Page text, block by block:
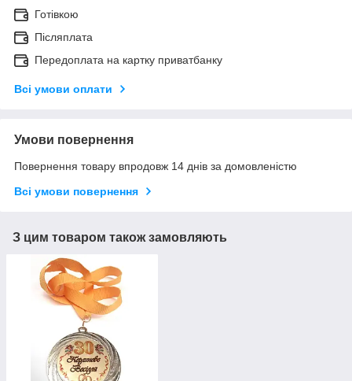
Готівкою
Післяплата
Передоплата на картку приватбанку
Всі умови оплати
Умови повернення
Повернення товару впродовж 14 днів за домовленістю
Всі умови повернення
З цим товаром також замовляють